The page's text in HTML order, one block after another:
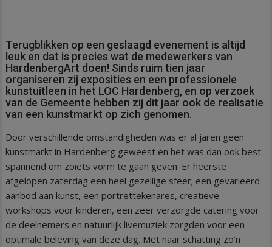
Terugblikken op een geslaagd evenement is altijd
leuk en dat is precies wat de medewerkers van
HardenbergArt doen! Sinds ruim tien jaar
organiseren zij exposities en een professionele
kunstuitleen in het LOC Hardenberg, en op verzoek
van de Gemeente hebben zij dit jaar ook de realisatie
van een kunstmarkt op zich genomen.
Door verschillende omstandigheden was er al jaren geen
kunstmarkt in Hardenberg geweest en het was dan ook best
spannend om zoiets vorm te gaan geven. Er heerste
afgelopen zaterdag een heel gezellige sfeer; een gevarieerd
aanbod aan kunst, een portrettekenares, creatieve
workshops voor kinderen, een zeer verzorgde catering voor
de deelnemers en natuurlijk livemuziek zorgden voor een
optimale beleving van deze dag. Met naar schatting zo’n